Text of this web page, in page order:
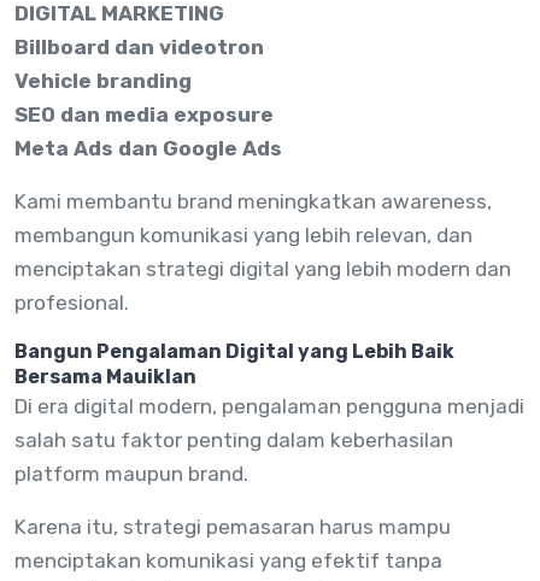
DIGITAL MARKETING
Billboard dan videotron
Vehicle branding
SEO dan media exposure
Meta Ads dan Google Ads
Kami membantu brand meningkatkan awareness,
membangun komunikasi yang lebih relevan, dan
menciptakan strategi digital yang lebih modern dan
profesional.
Bangun Pengalaman Digital yang Lebih Baik
Bersama Mauiklan
Di era digital modern, pengalaman pengguna menjadi
salah satu faktor penting dalam keberhasilan
platform maupun brand.
Karena itu, strategi pemasaran harus mampu
menciptakan komunikasi yang efektif tanpa